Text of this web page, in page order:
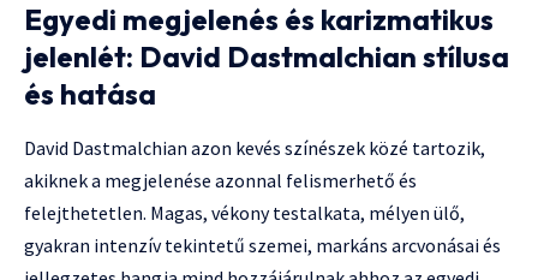
Egyedi megjelenés és karizmatikus
jelenlét: David Dastmalchian stílusa
és hatása
David Dastmalchian azon kevés színészek közé tartozik,
akiknek a megjelenése azonnal felismerhető és
felejthetetlen. Magas, vékony testalkata, mélyen ülő,
gyakran intenzív tekintetű szemei, markáns arcvonásai és